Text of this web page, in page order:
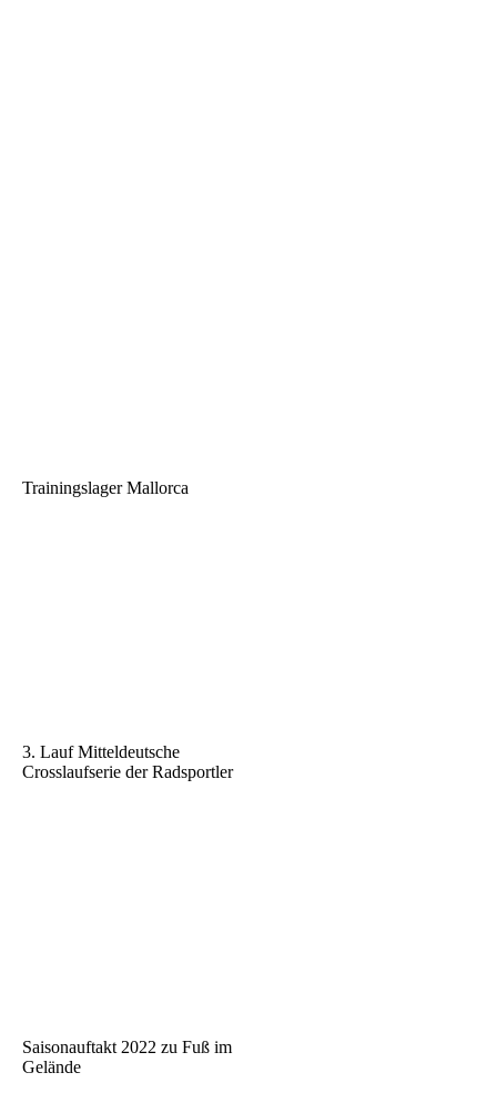
Trainingslager Mallorca
3. Lauf Mitteldeutsche
Crosslaufserie der Radsportler
Saisonauftakt 2022 zu Fuß im
Gelände